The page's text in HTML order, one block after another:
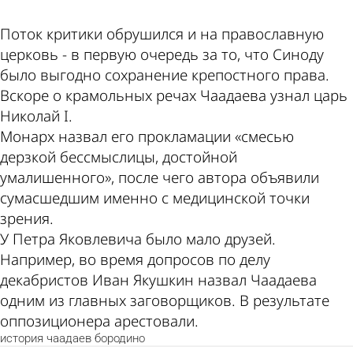
Поток критики обрушился и на православную
церковь - в первую очередь за то, что Синоду
было выгодно сохранение крепостного права.
Вскоре о крамольных речах Чаадаева узнал царь
Николай I.
Монарх назвал его прокламации «смесью
дерзкой бессмыслицы, достойной
умалишенного», после чего автора объявили
сумасшедшим именно с медицинской точки
зрения.
У Петра Яковлевича было мало друзей.
Например, во время допросов по делу
декабристов Иван Якушкин назвал Чаадаева
одним из главных заговорщиков. В результате
оппозиционера арестовали.
история чаадаев бородино